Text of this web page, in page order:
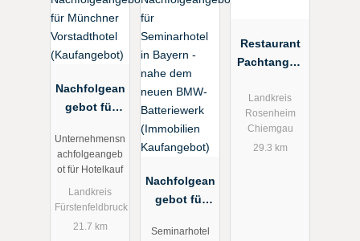
Nachfolgean
gebot für
Vorstadthote
ot)
Unternehmensn
achfolgeangeb
ot für Hotelkauf
Landkreis
Fürstenfeldbruck
21.7 km
Nachfolgean
gebot für
l in Bayern -
Seminarhotel
Restaurant
Pachtangeb
Chiemseenä
he zu
verpachten
Landkreis
Rosenheim
Chiemgau
29.3 km